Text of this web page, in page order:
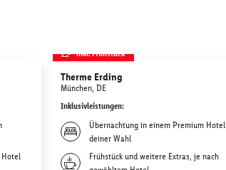
Hotel
inkl. Frühstück
Therme Erding
München, DE
Inklusivleistungen:
Übernachtung in einem Premium Hotel
deiner Wahl
Frühstück und weitere Extras, je nach